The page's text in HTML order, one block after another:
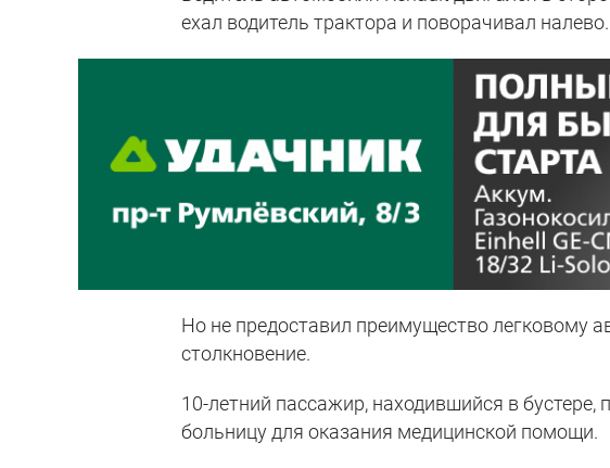
ехал водитель трактора и поворачивал налево.
Но не предоставил преимущество легковому
столкновение.
10-летний пассажир, находившийся в
больницу для оказания медицинской помощи.